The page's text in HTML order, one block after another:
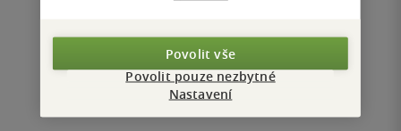
Nahoru
Zobrazeno 3 z 3
1
Přejít
na
/ 1
Povolit vše
Povolit pouze nezbytné
Nastavení